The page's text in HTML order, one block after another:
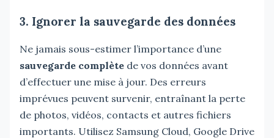
3. Ignorer la sauvegarde des données
Ne jamais sous-estimer l’importance d’une
sauvegarde complète de vos données avant
d’effectuer une mise à jour. Des erreurs
imprévues peuvent survenir, entraînant la perte
de photos, vidéos, contacts et autres fichiers
importants. Utilisez Samsung Cloud, Google Drive